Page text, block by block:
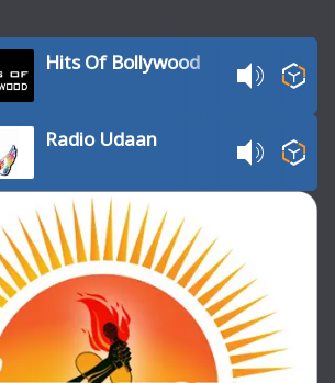
Hits Of Bollywood
Radio Udaan